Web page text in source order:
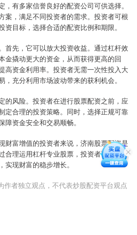
，有多家信誉良好的配资公司可供选择。
案，满足不同投资者的需求。投资者可根
资目标，选择合适的配资比例和期限。
首先，它可以放大投资收益。通过杠杆效
金撬动更大的资金，从而获得更高的回
高资金利用率。投资者无需一次性投入大
，充分利用市场波动带来的获利机会。
的风险。投资者在进行股票配资之前，应
定合理的投资策略。同时，选择正规可靠
障资金安全和交易顺畅。
财富增值的投资者来说，济南股票配资是
合理运用杠杆专业股票，投资者可以把握
现财富的稳步增长。
作者独立观点，不代表炒股配资平台观点